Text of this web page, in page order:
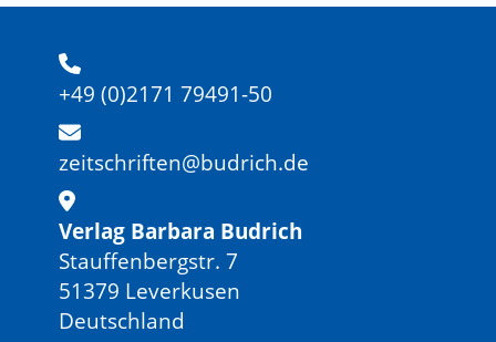
+49 (0)2171 79491-50
zeitschriften@budrich.de
Verlag Barbara Budrich
Stauffenbergstr. 7
51379 Leverkusen
Deutschland